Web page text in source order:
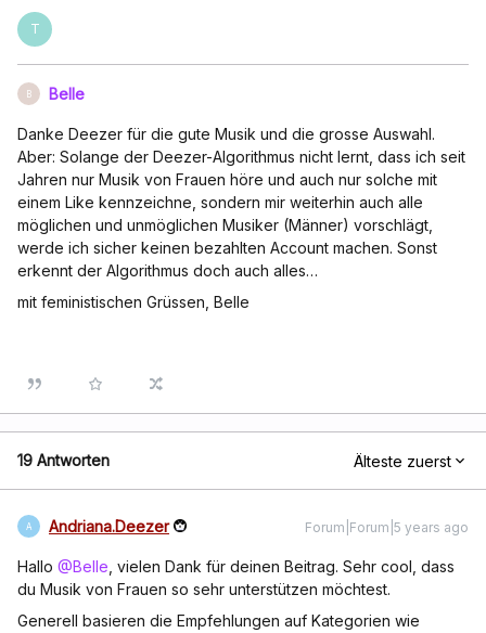
T
B Belle
Danke Deezer für die gute Musik und die grosse Auswahl.
Aber: Solange der Deezer-Algorithmus nicht lernt, dass ich seit
Jahren nur Musik von Frauen höre und auch nur solche mit
einem Like kennzeichne, sondern mir weiterhin auch alle
möglichen und unmöglichen Musiker (Männer) vorschlägt,
werde ich sicher keinen bezahlten Account machen. Sonst
erkennt der Algorithmus doch auch alles…
mit feministischen Grüssen, Belle
19 Antworten Älteste zuerst
A Andriana.Deezer Forum|Forum|5 years ago
Hallo @Belle , vielen Dank für deinen Beitrag. Sehr cool, dass
du Musik von Frauen so sehr unterstützen möchtest.
Generell basieren die Empfehlungen auf Kategorien wie